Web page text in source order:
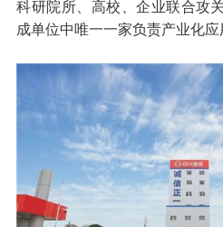
科研院所、高校、企业联合攻
成单位中唯一一家负责产业化应